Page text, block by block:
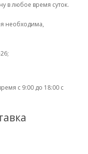
в любое время суток.
необходима,
с 9:00 до 18:00 с